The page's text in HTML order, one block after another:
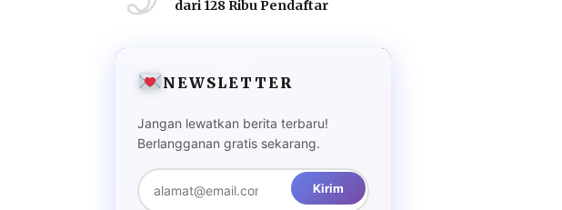
dari 128 Ribu Pendaftar
NEWSLETTER
Jangan lewatkan berita terbaru!
Berlangganan gratis sekarang.
Kirim